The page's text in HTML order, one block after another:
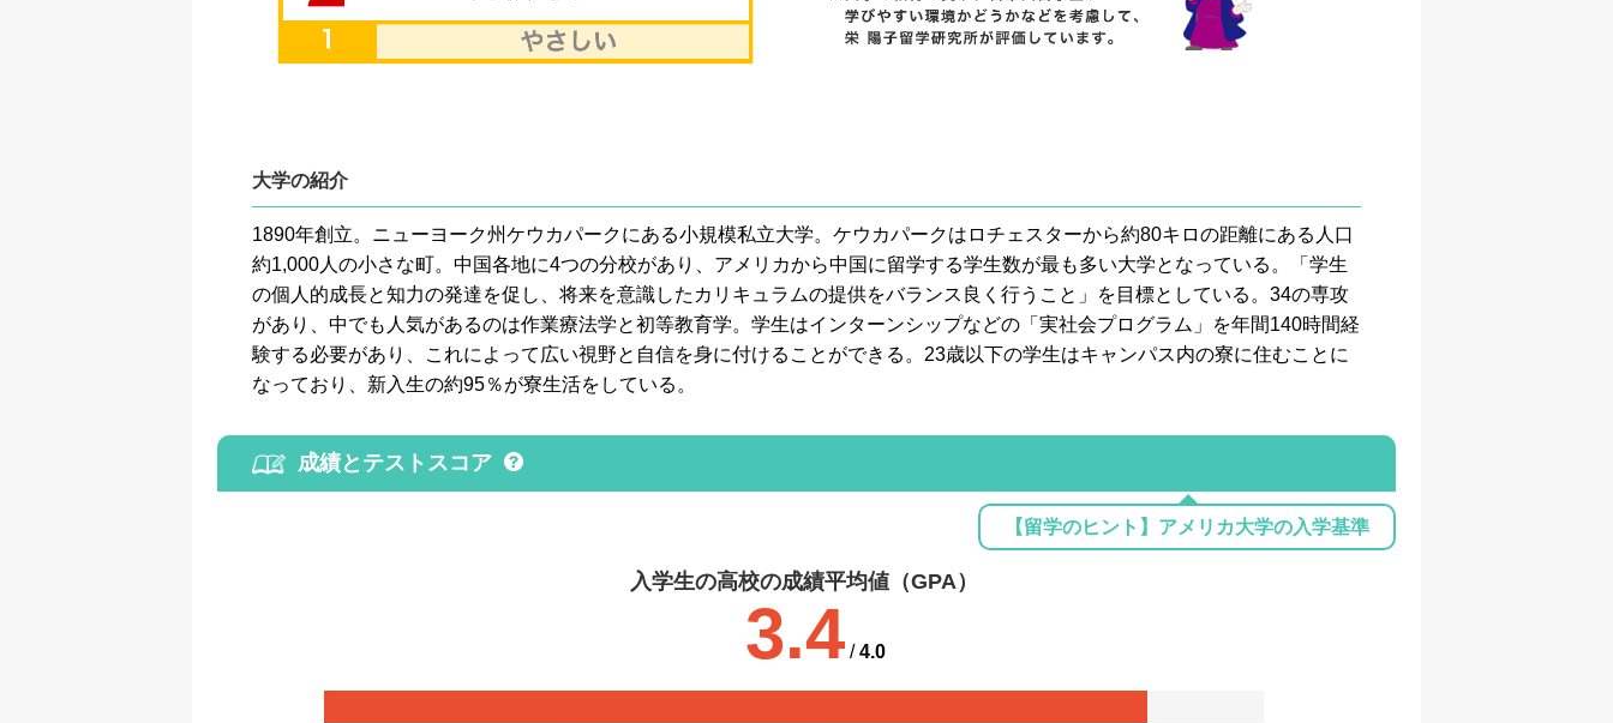
大学の紹介
1890年創立。ニューヨーク州ケウカパークにある小規模私立大学。ケウカパークはロチェスターから約80キロの距離にある人口
約1,000人の小さな町。中国各地に4つの分校があり、アメリカから中国に留学する学生数が最も多い大学となっている。「学生
の個人的成長と知力の発達を促し、将来を意識したカリキュラムの提供をバランス良く行うこと」を目標としている。34の専攻
があり、中でも人気があるのは作業療法学と初等教育学。学生はインターンシップなどの「実社会プログラム」を年間140時間経
験する必要があり、これによって広い視野と自信を身に付けることができる。23歳以下の学生はキャンパス内の寮に住むことに
なっており、新入生の約95％が寮生活をしている。
成績とテストスコア
【留学のヒント】アメリカ大学の入学基準
入学生の高校の成績平均値（GPA）
3.4 /4.0